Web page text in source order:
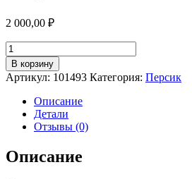
2 000,00 ₽
Количество
товара
Персик
сорт
"Ставропольский
розовый":
особенности
выращивания
и
ухода,
В корзину
Артикул: 101493 Категория: Персик
Описание
Детали
Отзывы (0)
Описание